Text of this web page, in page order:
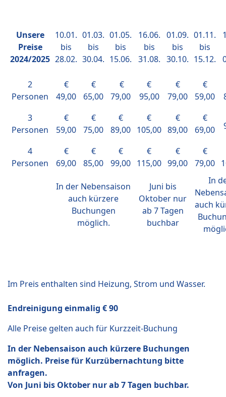
Unsere
Preise
2024/2025
10.01.
bis
28.02.
01.03.
bis
30.04.
01.05.
bis
15.06.
16.06.
bis
31.08.
01.09.
bis
30.10.
01.11.
bis
15.12.
2
Personen
€
49,00
€
65,00
€
79,00
€
95,00
€
79,00
€
59,00
3
Personen
€
59,00
€
75,00
€
89,00
€
105,00
€
89,00
€
69,00
4
Personen
€
69,00
€
85,00
€
99,00
€
115,00
€
99,00
€
79,00
In der Nebensaison
auch kürzere
Buchungen
möglich.
Juni bis
Oktober nur
ab 7 Tagen
buchbar
In
auch
Im Preis enthalten sind Heizung, Strom und Wasser.
Endreinigung einmalig € 90
Alle Preise gelten auch für Kurzzeit-Buchung
In der Nebensaison auch kürzere Buchungen
möglich. Preise für Kurzübernachtung bitte
anfragen.
Von Juni bis Oktober nur ab 7 Tagen buchbar.